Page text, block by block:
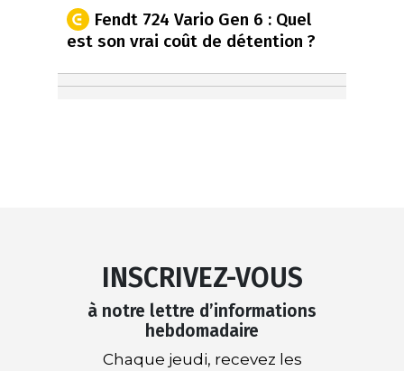
Fendt 724 Vario Gen 6 : Quel
est son vrai coût de détention ?
INSCRIVEZ-VOUS
à notre lettre d’informations
hebdomadaire
Chaque jeudi, recevez les